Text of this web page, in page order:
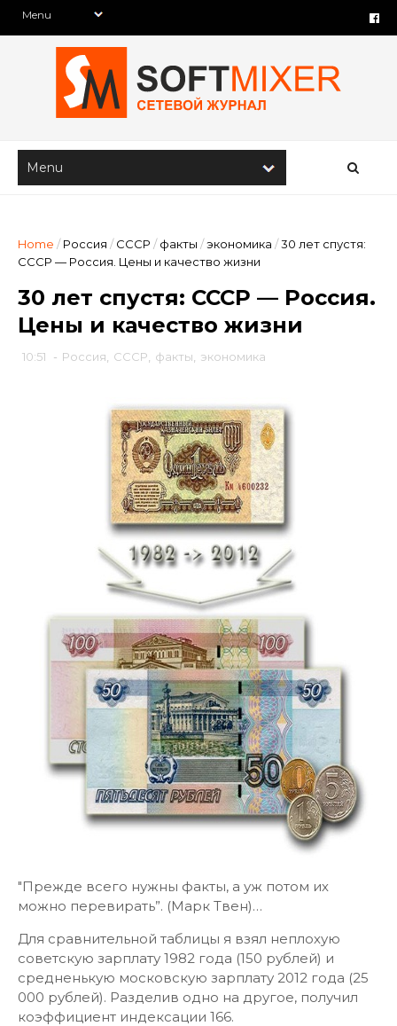
Home / Россия / СССР / факты /экономика /30 лет спустя:
СССР — Россия. Цены и качество жизни
30 лет спустя: СССР — Россия.
Цены и качество жизни
10:51 - Россия СССР факты экономика
"Прежде всего нужны факты, а уж потом их
можно перевирать”. (Марк Твен)…
Для сравнительной таблицы я взял неплохую
советскую зарплату 1982 года (150 рублей) и
средненькую московскую зарплату 2012 года (25
000 рублей). Разделив одно на другое, получил
коэффициент индексации 166.